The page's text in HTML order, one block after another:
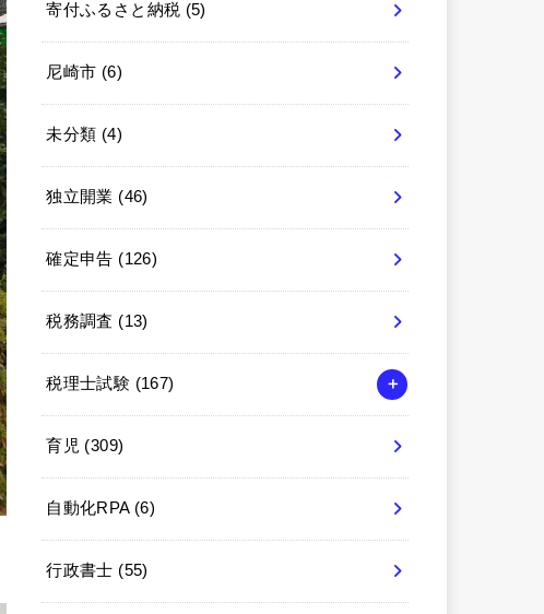
寄付ふるさと納税 (5)
尼崎市 (6)
未分類 (4)
独立開業 (46)
確定申告 (126)
税務調査 (13)
税理士試験 (167)
育児 (309)
自動化RPA (6)
行政書士 (55)